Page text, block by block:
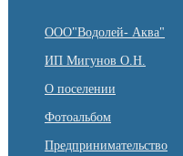
ООО"Водолей- Аква"
ИП Мигунов О.Н.
О поселении
Фотоальбом
Предпринимательство